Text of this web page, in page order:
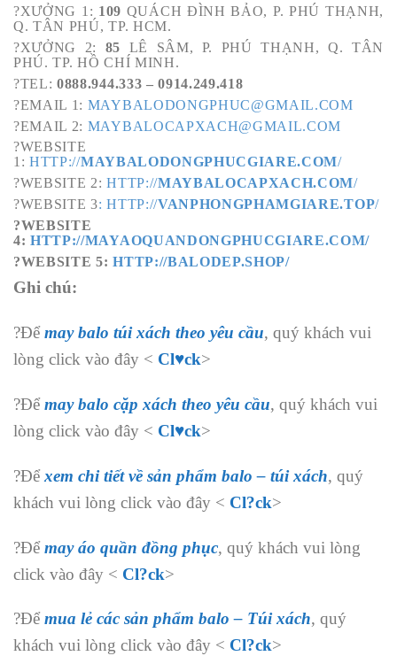
?XƯỞNG 1: 109 QUÁCH ĐÌNH BẢO, P. PHÚ THẠNH,
Q. TÂN PHÚ, TP. HCM.
?XƯỞNG 2: 85 LÊ SÂM, P. PHÚ THẠNH, Q. TÂN
PHÚ. TP. HỒ CHÍ MINH.
?TEL:0888.944.333 – 0914.249.418
?EMAIL 1: MAYBALODONGPHUC@GMAIL.COM
?EMAIL 2: MAYBALOCAPXACH@GMAIL.COM
?WEBSITE
1: HTTP://MAYBALODONGPHUCGIARE.COM/
?WEBSITE 2: HTTP://MAYBALOCAPXACH.COM/
?WEBSITE 3: HTTP://VANPHONGPHAMGIARE.TOP/
?WEBSITE
4:HTTP://MAYAOQUANDONGPHUCGIARE.COM/
?WEBSITE 5:HTTP://BALODEP.SHOP/
Ghi chú:
?Đểmay balo túi xách theo yêu cầu, quý khách vui
lòng click vào đây < Cl♥ck>
?Đểmay balo cặp xách theo yêu cầu, quý khách vui
lòng click vào đây < Cl♥ck>
?Đểxem chi tiết về sản phẩm balo – túi xách, quý
khách vui lòng click vào đây < Cl?ck>
?Đểmay áo quần đồng phục, quý khách vui lòng
click vào đây < Cl?ck>
?Đểmua lẻ các sản phẩm balo – Túi xách, quý
khách vui lòng click vào đây < Cl?ck>